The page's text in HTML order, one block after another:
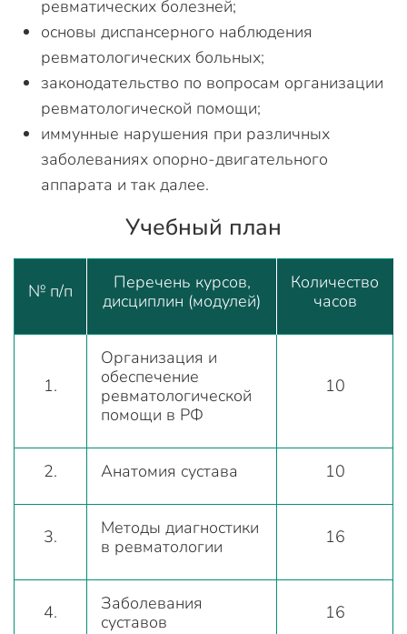
ревматических болезней;
основы диспансерного наблюдения
ревматологических больных;
законодательство по вопросам организации
ревматологической помощи;
иммунные нарушения при различных
заболеваниях опорно-двигательного
аппарата и так далее.
Учебный план
№ п/п
Перечень курсов,
дисциплин (модулей)
Количество
часов
1.
Организация и
обеспечение
ревматологической
помощи в РФ
10
2. Анатомия сустава 10
3.
Методы диагностики
в ревматологии
16
4.
Заболевания
суставов
16